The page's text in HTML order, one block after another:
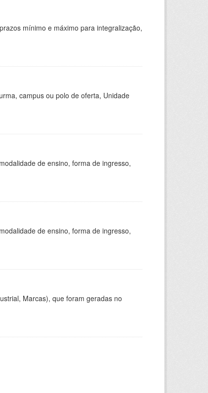
mínimo e máximo para integralização,
campus ou polo de oferta, Unidade
de ensino, forma de ingresso,
de ensino, forma de ingresso,
Marcas), que foram geradas no